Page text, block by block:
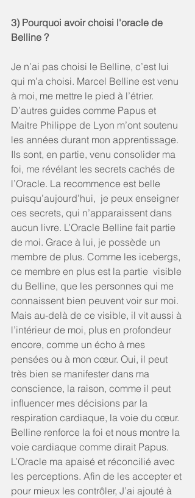
3) Pourquoi avoir choisi l'oracle de
Belline ?
Je n’ai pas choisi le Belline, c’est lui
qui m’a choisi. Marcel Belline est venu
à moi, me mettre le pied à l’étrier.
D’autres guides comme Papus et
Maitre Philippe de Lyon m’ont soutenu
les années durant mon apprentissage.
Ils sont, en partie, venu consolider ma
foi, me révélant les secrets cachés de
l’Oracle. La recommence est belle
puisqu’aujourd’hui,  je peux enseigner
ces secrets, qui n’apparaissent dans
aucun livre. L’Oracle Belline fait partie
de moi. Grace à lui, je possède un
membre de plus. Comme les icebergs,
ce membre en plus est la partie  visible
du Belline, que les personnes qui me
connaissent bien peuvent voir sur moi.
Mais au-delà de ce visible, il vit aussi à
l’intérieur de moi, plus en profondeur
encore, comme un écho à mes
pensées ou à mon cœur. Oui, il peut
très bien se manifester dans ma
conscience, la raison, comme il peut
influencer mes décisions par la
respiration cardiaque, la voie du cœur.
Belline renforce la foi et nous montre la
voie cardiaque comme dirait Papus.
L’Oracle ma apaisé et réconcilié avec
les perceptions. Afin de les accepter et
pour mieux les contrôler, J’ai ajouté à